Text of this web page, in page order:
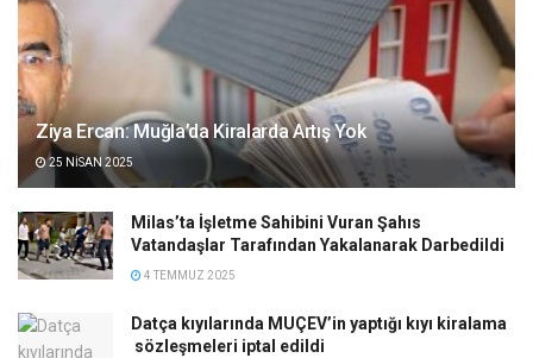
Ziya Ercan: Muğla’da Kiralarda Artış Yok
25 NISAN 2025
Milas’ta İşletme Sahibini Vuran Şahıs
Vatandaşlar Tarafından Yakalanarak Darbedildi
4 TEMMUZ 2025
Datça kıyılarında MUÇEV’in yaptığı kıyı kiralama
sözleşmeleri iptal edildi